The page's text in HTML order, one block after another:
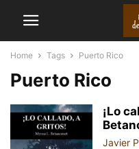
Home Tags Puerto Rico
Puerto Rico
¡Lo
Javier